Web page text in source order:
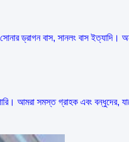
ড্রাগন বাস, সানলং বাস ইত্যাদি।
আমরা সমস্ত গ্রাহক এবং বন্ধুদের,